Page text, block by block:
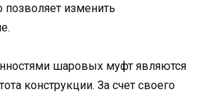
позволяет изменить
шаровых муфт являются
конструкции. За счет своего